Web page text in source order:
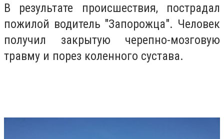
В результате происшествия, пострадал
пожилой водитель "Запорожца". Человек
получил закрытую черепно-мозговую
травму и порез коленного сустава.